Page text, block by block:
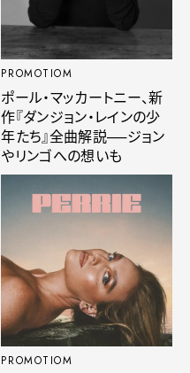
PROMOTIOM
ポール・マッカートニー、新
作『ダンジョン・レインの少
年たち』全曲解説──ジョン
やリンゴへの想いも
PROMOTIOM